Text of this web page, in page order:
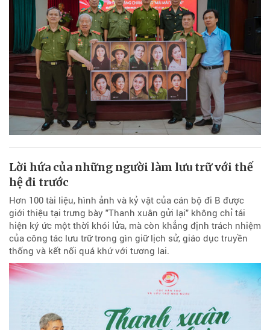
Lời hứa của những người làm lưu trữ với thế
hệ đi trước
Hơn 100 tài liệu, hình ảnh và kỷ vật của cán bộ đi B được
giới thiệu tại trưng bày "Thanh xuân gửi lại" không chỉ tái
hiện ký ức một thời khói lửa, mà còn khẳng định trách nhiệm
của công tác lưu trữ trong gìn giữ lịch sử, giáo dục truyền
thống và kết nối quá khứ với tương lai.